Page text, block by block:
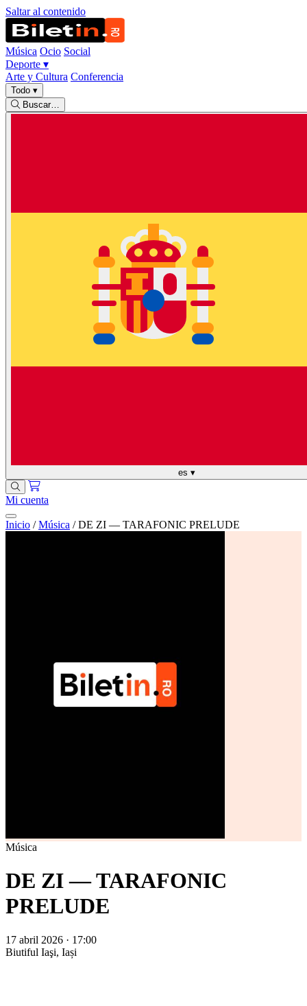
Saltar al contenido
Música Ocio Social
Deporte ▾
Arte y Cultura Conferencia
Todo ▾
Buscar…
es ▾
Mi cuenta
Inicio / Música / DE ZI — TARAFONIC PRELUDE
Música
DE ZI — TARAFONIC
PRELUDE
17 abril 2026 · 17:00
Biutiful Iaşi, Iași